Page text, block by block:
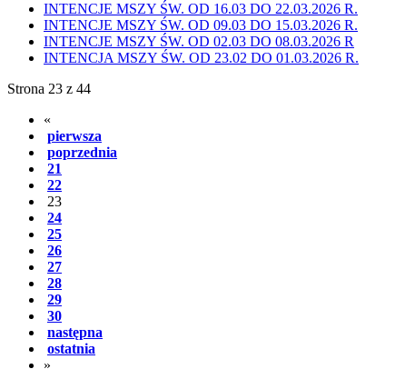
INTENCJE MSZY ŚW. OD 16.03 DO 22.03.2026 R.
INTENCJE MSZY ŚW. OD 09.03 DO 15.03.2026 R.
INTENCJE MSZY ŚW. OD 02.03 DO 08.03.2026 R
INTENCJA MSZY ŚW. OD 23.02 DO 01.03.2026 R.
Strona 23 z 44
«
pierwsza
poprzednia
21
22
23
24
25
26
27
28
29
30
następna
ostatnia
»